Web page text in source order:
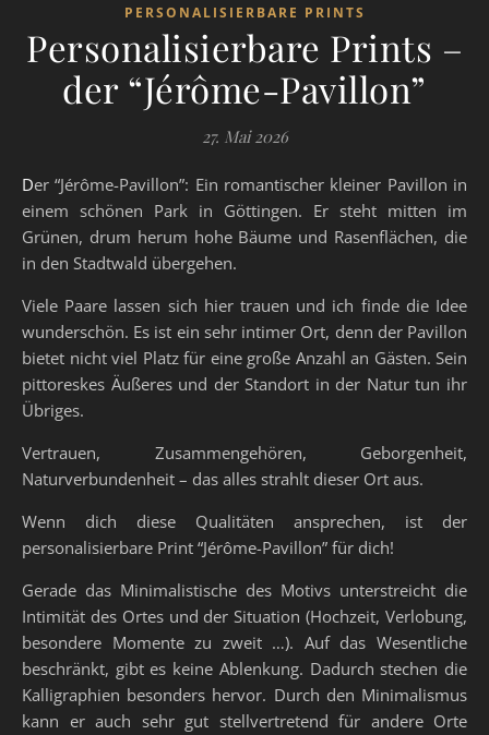
PERSONALISIERBARE PRINTS
Personalisierbare Prints –
der “Jérôme-Pavillon”
27. Mai 2026
Der “Jérôme-Pavillon”: Ein romantischer kleiner Pavillon in
einem schönen Park in Göttingen. Er steht mitten im
Grünen, drum herum hohe Bäume und Rasenflächen, die
in den Stadtwald übergehen.
Viele Paare lassen sich hier trauen und ich finde die Idee
wunderschön. Es ist ein sehr intimer Ort, denn der Pavillon
bietet nicht viel Platz für eine große Anzahl an Gästen. Sein
pittoreskes Äußeres und der Standort in der Natur tun ihr
Übriges.
Vertrauen, Zusammengehören, Geborgenheit,
Naturverbundenheit – das alles strahlt dieser Ort aus.
Wenn dich diese Qualitäten ansprechen, ist der
personalisierbare Print “Jérôme-Pavillon” für dich!
Gerade das Minimalistische des Motivs unterstreicht die
Intimität des Ortes und der Situation (Hochzeit, Verlobung,
besondere Momente zu zweit …). Auf das Wesentliche
beschränkt, gibt es keine Ablenkung. Dadurch stechen die
Kalligraphien besonders hervor. Durch den Minimalismus
kann er auch sehr gut stellvertretend für andere Orte